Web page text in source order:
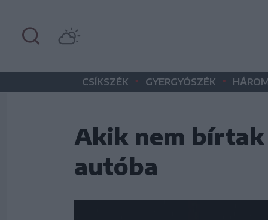
CSÍKSZÉK • GYERGYÓSZÉK •
Akik nem
autóba